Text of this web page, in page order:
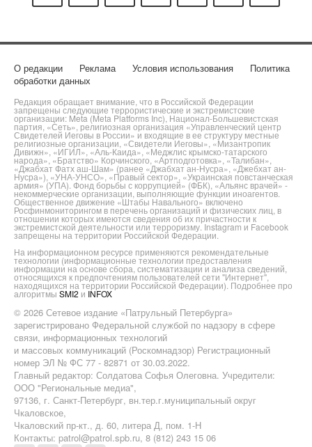
О редакции Реклама Условия использования
Политика
обработки данных
Редакция обращает внимание, что в Российской Федерации
запрещены следующие террористические и экстремистские
организации: Meta (Meta Platforms Inc), Национал-Большевистская
партия, «Сеть», религиозная организация «Управленческий центр
Свидетелей Иеговы в России» и входящие в ее структуру местные
религиозные организации, «Свидетели Иеговы», «Мизантропик
Дивижн», «ИГИЛ», «Аль-Каида», «Меджлис крымско-татарского
народа», «Братство» Корчинского, «Артподготовка», «Талибан»,
«Джабхат Фатх аш-Шам» (ранее «Джабхат ан-Нусра», «Джебхат ан-
Нусра»), «УНА-УНСО», «Правый сектор», «Украинская повстанческая
армия» (УПА). Фонд борьбы с коррупцией» (ФБК), «Альянс врачей» -
некоммерческие организации, выполняющие функции иноагентов.
Общественное движение «Штабы Навального» включено
Росфинмониторингом в перечень организаций и физических лиц, в
отношении которых имеются сведения об их причастности к
экстремистской деятельности или терроризму. Instagram и Facebook
запрещены на территории Российской Федерации.
На информационном ресурсе применяются рекомендательные
технологии (информационные технологии предоставления
информации на основе сбора, систематизации и анализа сведений,
относящихся к предпочтениям пользователей сети "Интернет",
находящихся на территории Российской Федерации). Подробнее про
алгоритмы SMI2 и INFOX
© 2026 Сетевое издание «Патрульный Петербурга»
зарегистрировано Федеральной службой по надзору в сфере
связи, информационных технологий
и массовых коммуникаций (Роскомнадзор) Регистрационный
номер ЭЛ № ФС 77 - 82871 от 30.03.2022.
Главный редактор: Солдатова Софья Олеговна. Учредители:
ООО "Региональные медиа",
97136, г. Санкт-Петербург, вн.тер.г.муниципальный округ
Чкаловское,
Чкаловский пр-кт., д. 60, литера Д, пом. 1-Н
Контакты: patrol@patrol.spb.ru, 8 (812) 243 15 06